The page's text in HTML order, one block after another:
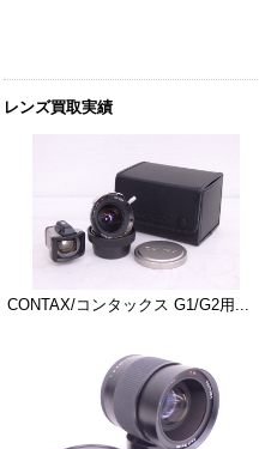
レンズ買取実績
CONTAX/コンタックス G1/G2用...